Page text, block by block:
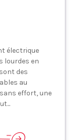
électrique
lourdes en
des
au
effort, une